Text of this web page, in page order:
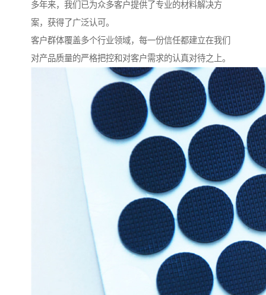
多年来，我们已为众多客户提供了专业的材料解决方
案，获得了广泛认可。
客户群体覆盖多个行业领域，每一份信任都建立在我们
对产品质量的严格把控和对客户需求的认真对待之上。